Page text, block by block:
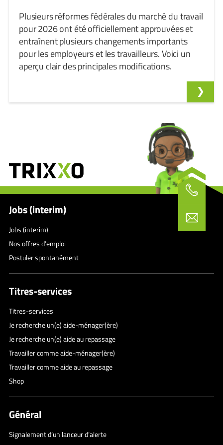
Plusieurs réformes fédérales du marché du travail
pour 2026 ont été officiellement approuvées et
entraînent plusieurs changements importants
pour les employeurs et les travailleurs. Voici un
aperçu clair des principales modifications.
Jobs (interim)
Jobs (interim)
Nos offres d’emploi
Postuler spontanément
Titres-services
Titres-services
Je recherche un(e) aide-ménager(ère)
Je recherche un(e) aide au repassage
Travailler comme aide-ménager(ère)
Travailler comme aide au repassage
Shop
Général
Signalement d’un lanceur d’alerte